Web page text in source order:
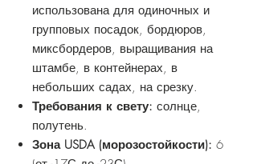
использована для одиночных и
групповых посадок, бордюров,
миксбордеров, выращивания на
штамбе, в контейнерах, в
небольших садах, на срезку.
Требования к свету: солнце,
полутень.
Зона USDA (морозостойкости): 6